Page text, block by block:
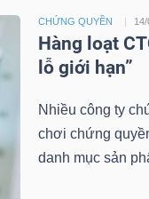
CHỨNG QUYỀN
Hàng loạt
lỗ giới hạn”
Nhiều công ty
chơi chứng
danh mục sản